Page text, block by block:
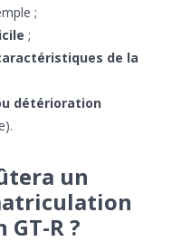
;
;
de la
détérioration
un
R ?